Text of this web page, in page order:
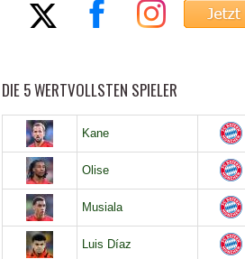
DIE 5 WERTVOLLSTEN SPIELER
Kane
Olise
Musiala
Luis Díaz